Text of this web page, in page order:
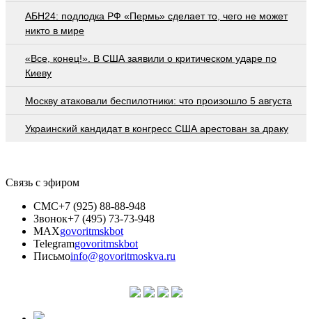
АБН24: подлодка РФ «Пермь» сделает то, чего не может
никто в мире
«Все, конец!». В США заявили о критическом ударе по
Киеву
Москву атаковали беспилотники: что произошло 5 августа
Украинский кандидат в конгресс США арестован за драку
Связь с эфиром
СМС+7 (925) 88-88-948
Звонок+7 (495) 73-73-948
MAXgovoritmskbot
Telegramgovoritmskbot
Письмоinfo@govoritmoskva.ru